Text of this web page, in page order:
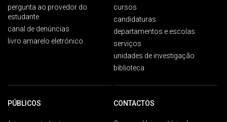
pergunta ao provedor do
estudante
canal de denúncias
livro amarelo eletrónico
cursos
candidaturas
departamentos e escolas
serviços
unidades de investigação
biblioteca
PÚBLICOS CONTACTOS